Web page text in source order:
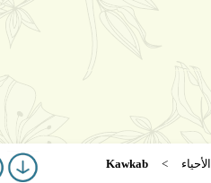
الأحياء Kawkab